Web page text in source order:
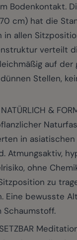
Bodenkontakt.
cm) hat die
in allen
verteilt
auf der
Stellen,
&
in asiatischen
Atmungsaktiv,
ohne
zu
Eine bewusste